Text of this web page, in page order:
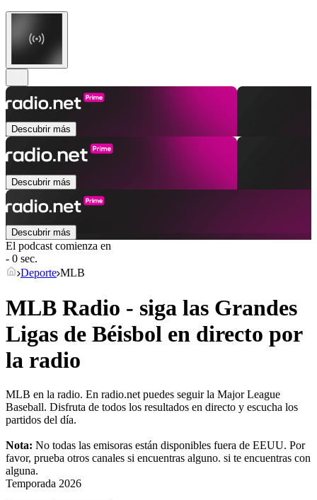
Descubrir más
Descubrir más
Descubrir más
El podcast comienza en
- 0 sec.
Deporte MLB
MLB Radio - siga las Grandes
Ligas de Béisbol en directo por
la radio
MLB en la radio. En radio.net puedes seguir la Major League
Baseball. Disfruta de todos los resultados en directo y escucha los
partidos del día.
Nota: No todas las emisoras están disponibles fuera de EEUU. Por
favor, prueba otros canales si encuentras alguno. si te encuentras con
alguna.
Temporada 2026